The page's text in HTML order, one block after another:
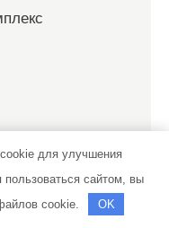
Д-Авто
парк
для улучшения
пользоваться сайтом, вы
cookie.
OK